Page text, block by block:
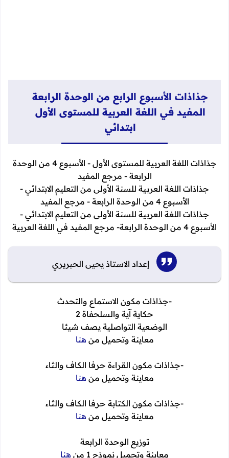
جذاذات الأسبوع الرابع من الوحدة الرابعة
المفيد في اللغة العربية للمستوى الأول
ابتدائي
جذاذات اللغة العربية للمستوى الأول - الأسبوع 4 من الوحدة
الرابعة - مرجع المفيد
جذاذات اللغة العربية للسنة الأولى من التعليم الابتدائي -
الأسبوع 4 من الوحدة الرابعة - مرجع المفيد
جذاذات اللغة العربية للسنة الأولى من التعليم الابتدائي -
الأسبوع 4 من الوحدة الرابعة- مرجع المفيد في اللغة العربية
إعداد الاستاذ يحيى الحبريري
-جذاذات مكون الاستماع والتحدث
حكاية آية والسلحفاة 2
الوضعية التواصلية يصف شيئا
معاينة وتحميل من هنا
-جذاذات مكون القراءة حرفا الكاف والثاء
معاينة وتحميل من هنا
-جذاذات مكون الكتابة حرفا الكاف والثاء
معاينة وتحميل من هنا
توزيع الوحدة الرابعة
معاينة وتحميل نموذج 1 من
هنا